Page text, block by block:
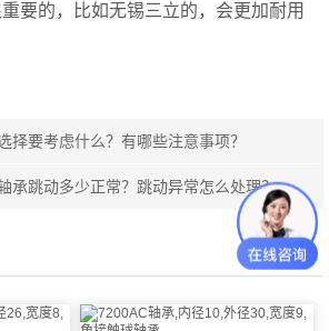
要的，比如无锡三立的，会更加耐用
择要考虑什么？有哪些注意事项？
承跳动多少正常？跳动异常怎么处理？